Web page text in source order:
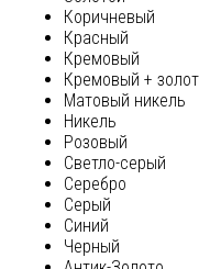
Коричневый
Красный
Кремовый
Кремовый +
Матовый никель
Никель
Розовый
Светло-серый
Серебро
Серый
Синий
Черный